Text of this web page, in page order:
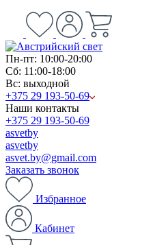
Пн-пт: 10:00-20:00
Сб: 11:00-18:00
Вс: выходной
+375 29 193-50-69
Наши контакты
+375 29 193-50-69
asvetby
asvetby
asvet.by@gmail.com
Заказать звонок
Избранное
Кабинет